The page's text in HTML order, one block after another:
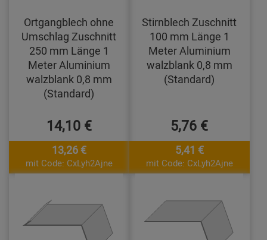
Ortgangblech ohne
Umschlag Zuschnitt
250 mm Länge 1
Meter Aluminium
walzblank 0,8 mm
(Standard)
14,10 €
13,26 €
mit Code: CxLyh2Ajne
Stirnblech Zuschnitt
100 mm Länge 1
Meter Aluminium
walzblank 0,8 mm
(Standard)
5,76 €
5,41 €
mit Code: CxLyh2Ajne